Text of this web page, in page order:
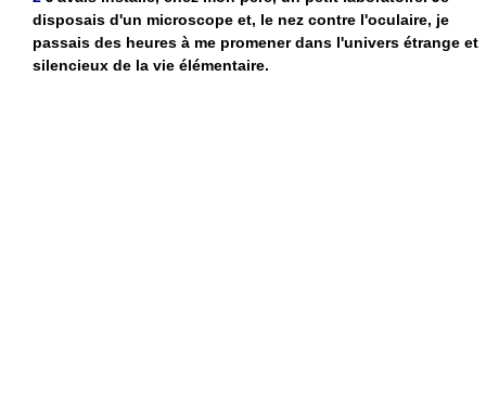
disposais d'un microscope et, le nez contre l'oculaire, je
passais des heures à me promener dans l'univers étrange et
silencieux de la vie élémentaire.